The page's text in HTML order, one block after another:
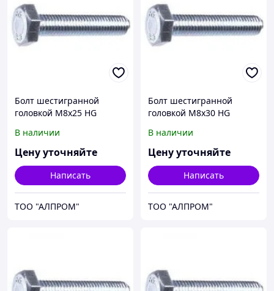
Болт шестигранной
головкой М8х25 HG
В наличии
Цену уточняйте
Написать
ТОО "АЛПРОМ"
Болт шестигранной
головкой М8х30 HG
В наличии
Цену уточняйте
Написать
ТОО "АЛПРОМ"